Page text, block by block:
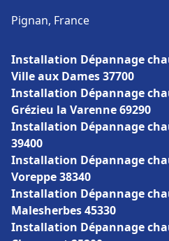
Pignan, France
Installation Dépannage
Ville aux Dames 37700
Installation Dépannage
Grézieu la Varenne 69290
Installation Dépannage
39400
Installation Dépannage
Voreppe 38340
Installation Dépannage
Malesherbes 45330
Installation Dépannage